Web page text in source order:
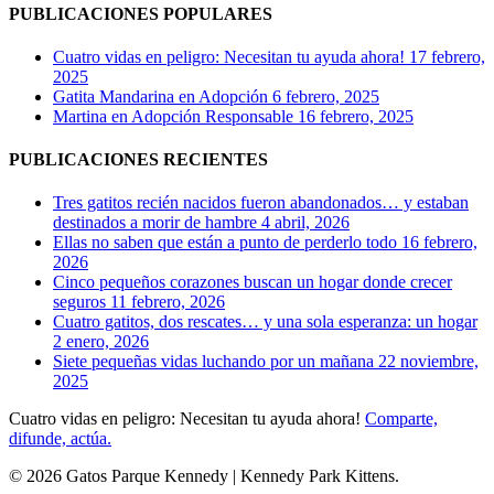
PUBLICACIONES POPULARES
Cuatro vidas en peligro: Necesitan tu ayuda ahora! 17 febrero,
2025
Gatita Mandarina en Adopción 6 febrero, 2025
Martina en Adopción Responsable 16 febrero, 2025
PUBLICACIONES RECIENTES
Tres gatitos recién nacidos fueron abandonados… y estaban
destinados a morir de hambre 4 abril, 2026
Ellas no saben que están a punto de perderlo todo 16 febrero,
2026
Cinco pequeños corazones buscan un hogar donde crecer
seguros 11 febrero, 2026
Cuatro gatitos, dos rescates… y una sola esperanza: un hogar
2 enero, 2026
Siete pequeñas vidas luchando por un mañana 22 noviembre,
2025
Cuatro vidas en peligro: Necesitan tu ayuda ahora! Comparte,
difunde, actúa.
© 2026 Gatos Parque Kennedy | Kennedy Park Kittens.